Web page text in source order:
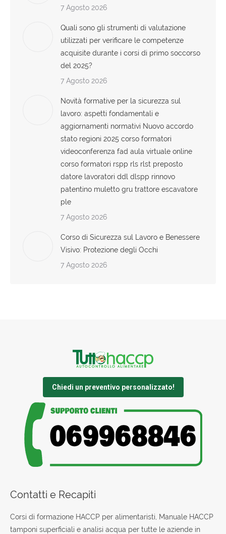
7 Agosto 2026
Quali sono gli strumenti di valutazione
utilizzati per verificare le competenze
acquisite durante i corsi di primo soccorso
del 2025?
7 Agosto 2026
Novità formative per la sicurezza sul
lavoro: aspetti fondamentali e
aggiornamenti normativi Nuovo accordo
stato regioni 2025 corso formatori
videoconferenza fad aula virtuale online
corso formatori rspp rls rlst preposto
datore lavoratori ddl dlspp rinnovo
patentino muletto gru trattore escavatore
ple
7 Agosto 2026
Corso di Sicurezza sul Lavoro e Benessere
Visivo: Protezione degli Occhi
7 Agosto 2026
Chiedi un preventivo personalizzato!
Contatti e Recapiti
Corsi di formazione HACCP per alimentaristi, Manuale HACCP
tamponi superficiali e analisi acqua per tutte le aziende in